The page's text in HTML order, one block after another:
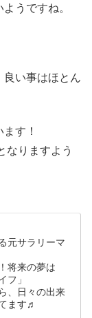
うですね。
良い事はほとん
す！
なりますよう
元サラリーマ
将来の夢は
フ」
、日々の出来
ます♬